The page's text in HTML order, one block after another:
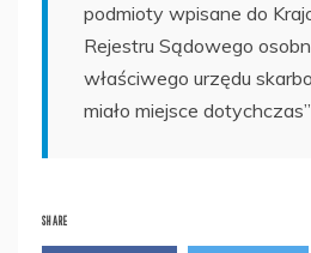
podmioty wpisane do
Rejestru Sądowego
właściwego urzędu
miało miejsce dotychczas”
SHARE